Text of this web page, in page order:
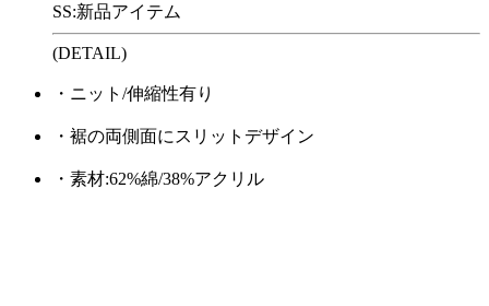
SS:新品アイテム
(DETAIL)
・ニット/伸縮性有り
・裾の両側面にスリットデザイン
・素材:62%綿/38%アクリル